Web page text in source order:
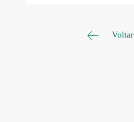
Voltar